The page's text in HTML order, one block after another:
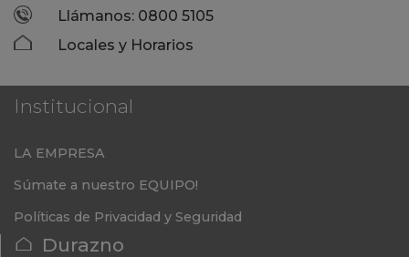
Llámanos: 0800 5105
Locales y Horarios
Institucional
LA EMPRESA
Súmate a nuestro EQUIPO!
Políticas de Privacidad y Seguridad
Durazno